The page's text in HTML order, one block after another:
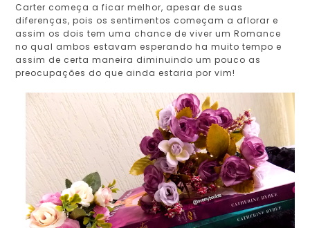
Carter começa a ficar melhor, apesar de suas
diferenças, pois os sentimentos começam a aflorar e
assim os dois tem uma chance de viver um Romance
no qual ambos estavam esperando ha muito tempo e
assim de certa maneira diminuindo um pouco as
preocupações do que ainda estaria por vim!